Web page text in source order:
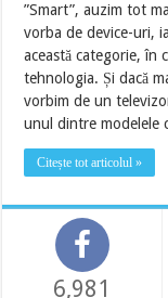
”Smart”, auzim tot
vorba de device-uri,
această categorie, în
tehnologia. Și dacă
vorbim de un
unul dintre modelele
Citește tot articolul »
6,981